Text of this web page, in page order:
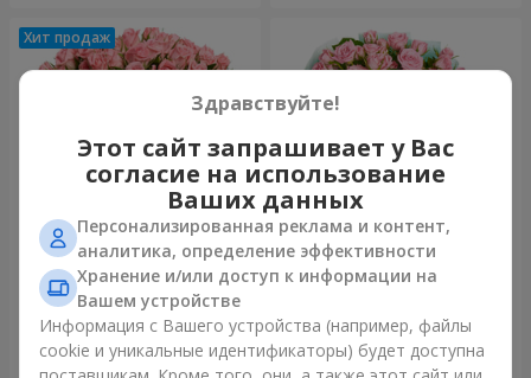
Цветы в коробке "Розовый
оазис"
2 499 грн
Композиция "Баллада о
маме"
1 999 грн
Здравствуйте!
Этот сайт запрашивает у Вас
согласие на использование
Ваших данных
Персонализированная реклама и контент,
аналитика, определение эффективности
Хранение и/или доступ к информации на
Вашем устройстве
Информация с Вашего устройства (например, файлы
cookie и уникальные идентификаторы) будет доступна